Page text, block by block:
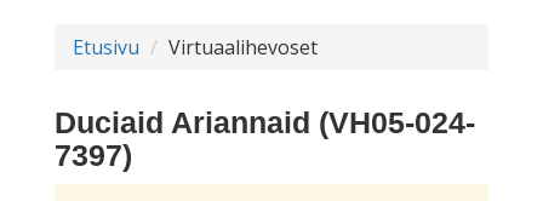
Etusivu Virtuaalihevoset
Duciaid Ariannaid (VH05-024-
7397)